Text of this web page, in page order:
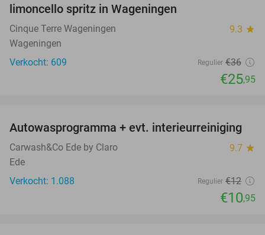
limoncello spritz in Wageningen
Cinque Terre Wageningen 9.3 star
Wageningen
Verkocht: 609
Regulier €36
€25,95
9%
Autowasprogramma + evt. interieurreiniging
Carwash&Co Ede by Claro 9.7 star
Ede
Verkocht: 1.088
Regulier €12
€10,95